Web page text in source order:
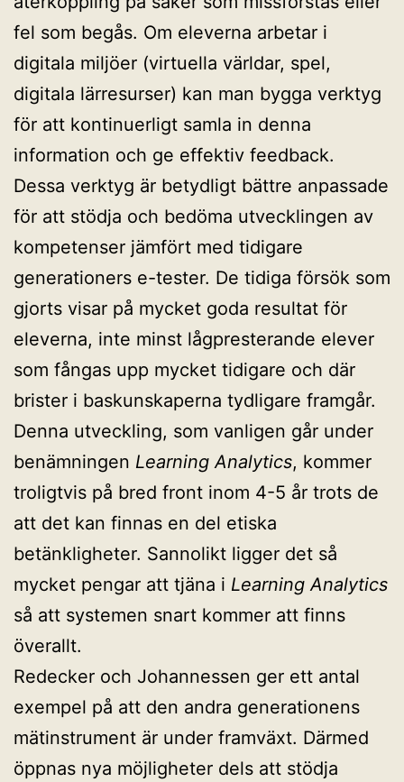
fel som begås. Om eleverna arbetar i
digitala miljöer (virtuella världar, spel,
digitala lärresurser) kan man bygga verktyg
för att kontinuerligt samla in denna
information och ge effektiv feedback.
Dessa verktyg är betydligt bättre anpassade
för att stödja och bedöma utvecklingen av
kompetenser jämfört med tidigare
generationers e-tester. De tidiga försök som
gjorts visar på mycket goda resultat för
eleverna, inte minst lågpresterande elever
som fångas upp mycket tidigare och där
brister i baskunskaperna tydligare framgår.
Denna utveckling, som vanligen går under
benämningen Learning Analytics, kommer
troligtvis på bred front inom 4-5 år trots de
att det kan finnas en del etiska
betänkligheter. Sannolikt ligger det så
mycket pengar att tjäna i Learning Analytics
så att systemen snart kommer att finns
överallt.
Redecker och Johannessen ger ett antal
exempel på att den andra generationens
mätinstrument är under framväxt. Därmed
öppnas nya möjligheter dels att stödja